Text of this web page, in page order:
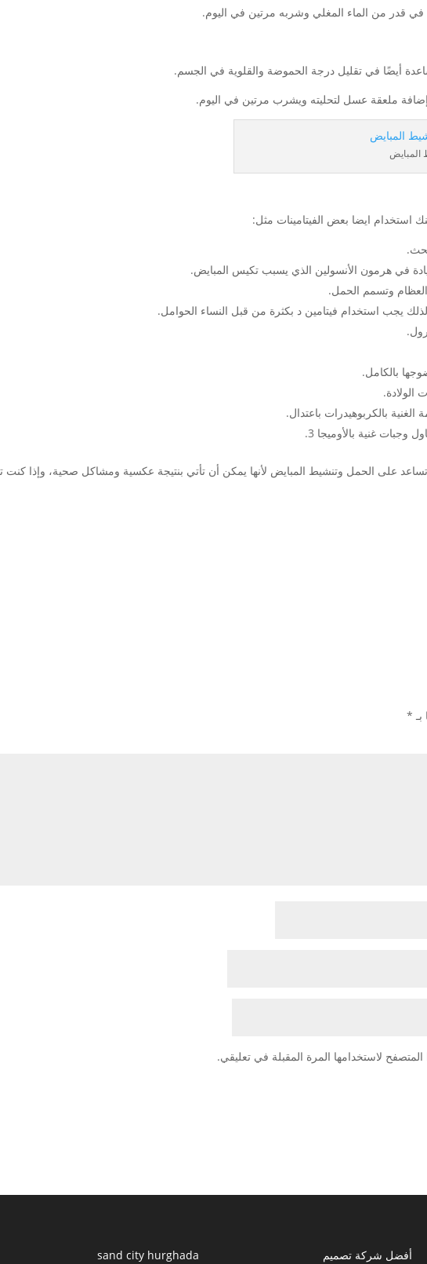
قدر من الماء المغلي وشربه مرتين في اليوم.
أيضًا في تقليل درجة الحموضة والقلوية في الجسم.
ملعقة عسل لتحليته ويشرب مرتين في اليوم.
ايضا بعض الفيتامينات مثل:
في هرمون الأنسولين الذي يسبب تكيس المبايض.
وتسمم الحمل.
يجب استخدام فيتامين د بكثرة من قبل النساء الحوامل.
بالكامل.
الولادة.
بالكربوهيدرات باعتدال.
غنية بالأوميجا 3.
على الحمل وتنشيط المبايض لأنها يمكن أن تأتي بنتيجة عكسية ومشاكل صحية، وإذا كنت
*
لاستخدامها المرة المقبلة في تعليقي.
sand city hurghada أفضل شركة تصميم